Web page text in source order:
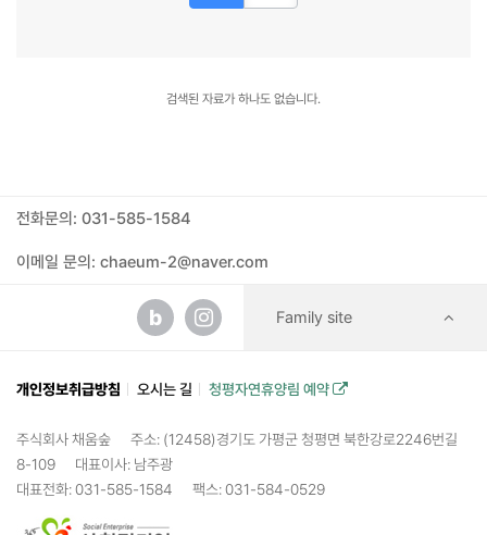
검색된 자료가 하나도 없습니다.
전화문의: 031-585-1584
이메일 문의: chaeum-2@naver.com
b Family site
개인정보취급방침 오시는 길 청평자연휴양림 예약
주식회사 채움숲
주소: (12458)경기도 가평군 청평면 북한강로2246번길
8-109
대표이사: 남주광
대표전화: 031-585-1584
팩스: 031-584-0529